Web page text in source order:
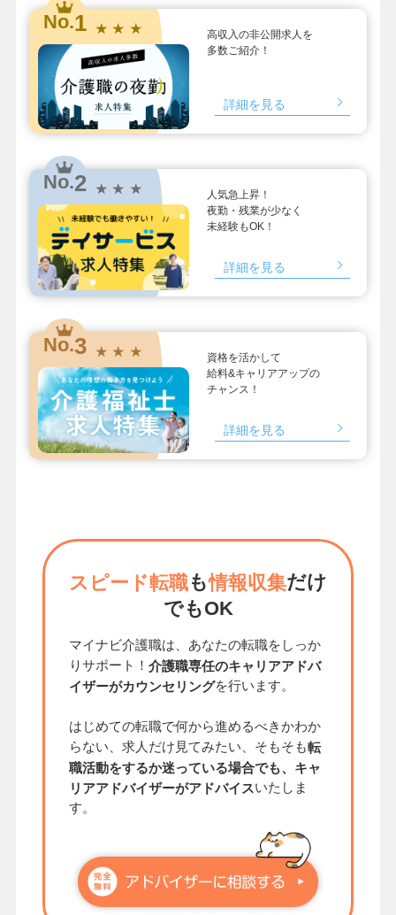
No.1 ★ ★ ★
高収入の非公開求人を
多数ご紹介！
詳細を見る
No.2 ★ ★ ★
人気急上昇！
夜勤・残業が少なく
未経験もOK！
詳細を見る
No.3 ★ ★ ★
資格を活かして
給料&キャリアアップの
チャンス！
詳細を見る
スピード転職も情報収集だけ
でもOK
マイナビ介護職は、あなたの転職をしっか
りサポート！ 介護職専任のキャリアアドバ
イザーがカウンセリングを行います。
はじめての転職で何から進めるべきかわか
らない、求人だけ見てみたい、そもそも転
職活動をするか迷っている場合でも、キャ
リアアドバイザーがアドバイスいたしま
す。